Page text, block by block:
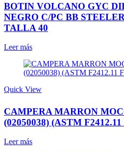
BOTIN VOLCANO GYC
NEGRO C/PC BB
TALLA 40
Leer más
Quick View
CAMPERA MARRON
(02050038) (ASTM F2412.11
Leer más